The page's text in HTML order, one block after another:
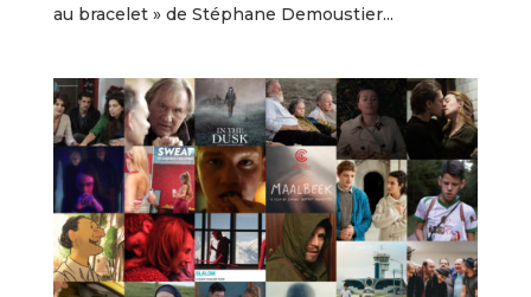
au bracelet » de Stéphane Demoustier...